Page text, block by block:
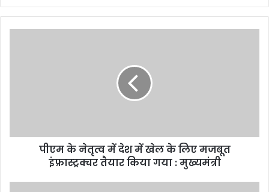
पीएम के नेतृत्व में देश में खेल के लिए मजबूत
इंफ्रास्ट्रक्चर तैयार किया गया : मुख्यमंत्री